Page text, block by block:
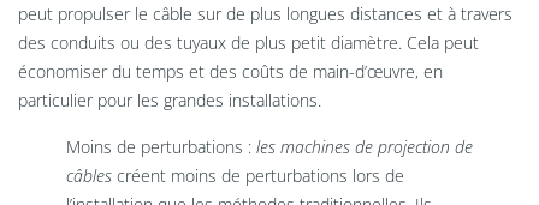
peut propulser le câble sur de plus longues distances et à travers
des conduits ou des tuyaux de plus petit diamètre. Cela peut
économiser du temps et des coûts de main-d’œuvre, en
particulier pour les grandes installations.
Moins de perturbations : les machines de projection de
câbles créent moins de perturbations lors de